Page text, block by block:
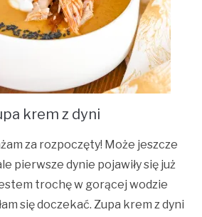
krem z dyni
za rozpoczęty! Może jeszcze
pierwsze dynie pojawiły się już
trochę w gorącej wodzie
się doczekać. Zupa krem z dyni